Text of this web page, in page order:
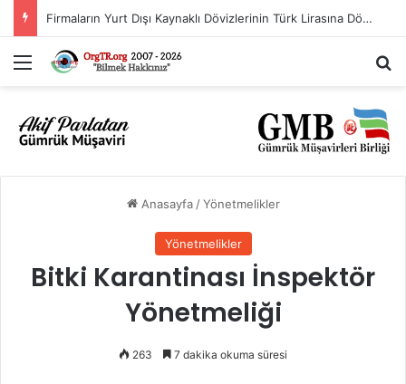
Firmaların Yurt Dışı Kaynaklı Dövizlerinin Türk Lirasına Dönüşümünün Desteklenmesi Hakkında Tebliğ (Sayı: 2023/5)’de Değişiklik Yapılmasına Dair Tebliğ (Sayı: 2026/11)
Menü
Anasayfa / Yönetmelikler
Yönetmelikler
Bitki Karantinası İnspektör
Yönetmeliği
263 7 dakika okuma süresi